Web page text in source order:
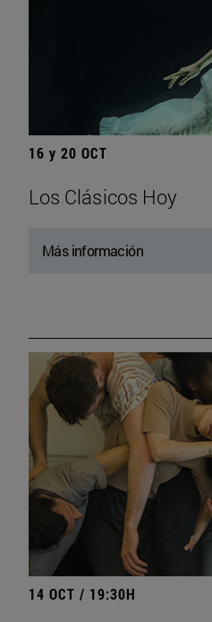
16 y 20 OCT
Los Clásicos Hoy
Más información
14 OCT / 19:30H